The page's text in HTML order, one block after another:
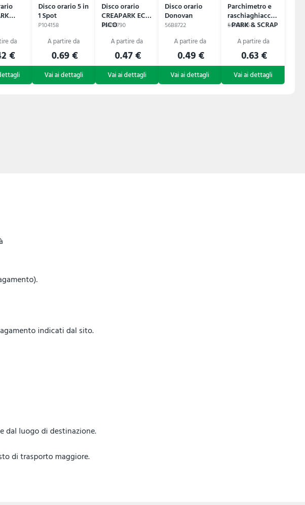
€
Disco orario 5 in
1 Spot
P104158
0.69 €
Disco orario
CREAPARK ECO
PICO
56N16790
0.47 €
Disco orario
Donovan
56B8722
0.49 €
Parchimetro e
raschiaghiaccio
- PARK & SCRAP
56A8945
0.63 €
indicati dal sito.
dal luogo di destinazione.
di trasporto maggiore.